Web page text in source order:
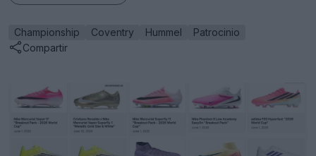
Championship Coventry Hummel
Patrocinio
Compartir